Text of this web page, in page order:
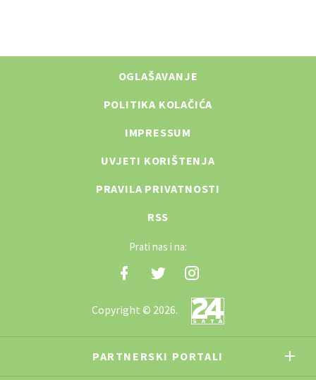
OGLAŠAVANJE
POLITIKA KOLAČIĆA
IMPRESSUM
UVJETI KORIŠTENJA
PRAVILA PRIVATNOSTI
RSS
Prati nas i na:
Copyright © 2026.
PARTNERSKI PORTALI